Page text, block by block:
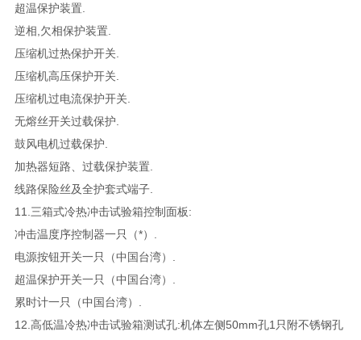
超温保护装置.
逆相,欠相保护装置.
压缩机过热保护开关.
压缩机高压保护开关.
压缩机过电流保护开关.
无熔丝开关过载保护.
鼓风电机过载保护.
加热器短路、过载保护装置.
线路保险丝及全护套式端子.
11.三箱式冷热冲击试验箱控制面板:
冲击温度序控制器一只（*）.
电源按钮开关一只（中国台湾）.
超温保护开关一只（中国台湾）.
累时计一只（中国台湾）.
12.高低温冷热冲击试验箱测试孔:机体左侧50mm孔1只附不锈钢孔